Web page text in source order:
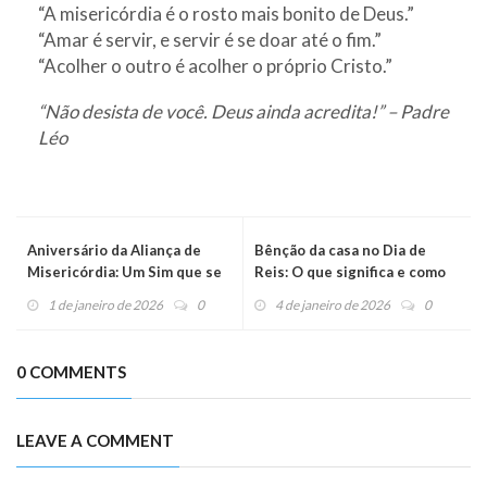
“A misericórdia é o rosto mais bonito de Deus.”
“Amar é servir, e servir é se doar até o fim.”
“Acolher o outro é acolher o próprio Cristo.”
“Não desista de você. Deus ainda acredita!” – Padre
Léo
Aniversário da Aliança de
Misericórdia: Um Sim que se
1 de janeiro de 2026 0
Bênção da casa no Dia de
Reis: O que significa e como
4 de janeiro de 2026 0
0 COMMENTS
LEAVE A COMMENT